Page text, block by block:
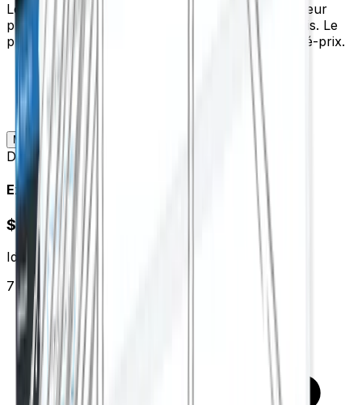
Le plus grand nombre de fonctionnalités au meilleur
prix, avec de nouvelles améliorations chaque mois. Le
plugin SEO WordPress au meilleur rapport qualité-prix.
Mensuel Annuel
Devise : USD
Expert
$9.95 / mo
Idéal pour les utilisateurs SEO avancés
7 days free trial